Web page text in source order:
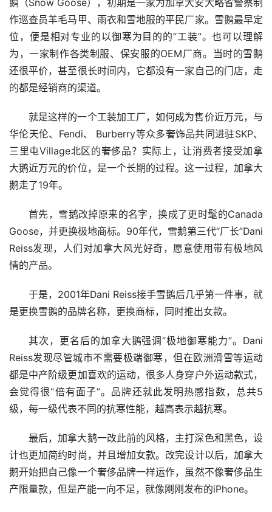
鹅（Snow Goose），初期是一家为加拿大安大略省警察制
作巡查员羊毛马甲、雨衣和雪地服的平民厂家。雪鹅最早定
位，便是相对专业的以御寒为目的的“工装”。也可以理解
为，一家制作各类制服、保安服的OEM厂商。当时的雪鹅
还很平价，甚至很长时间内，它都没有一家自己的门店，走
的都是经销商的渠道。
就是这样的一个工装加工厂，如何成为售价近万元，与
华伦天伦、Fendi、 Burberry等众多奢饰品共同进驻SKP、
三里屯Village北区的奢侈品？实际上，让消费者接受加拿
大鹅近万元的价位，是一个长期的过程。这一过程，加拿大
鹅走了19年。
首先，雪鹅改掉原来的名字，换成了更时髦的Canada
Goose，并更换极地商标。90年代，雪鹅第三代“厂长”Dani
Reiss发现，人们对加拿大风光好奇，愿意使用带有极地风
情的产品。
于是，2001年Dani Reiss接手雪鹅后几乎第一件事，就
是更换雪鹅的品牌名称，更换商标，同时推出女款。
其次，更名后的加拿大鹅强调“极地御寒能力”。Dani
Reiss发现尽管城市不需要极端御寒，但在欧洲滑雪等运动
都是中产阶级更加喜欢的运动，很多人身穿户外运动款式，
会觉得很“倍有面子”。品牌还就此发明热感指数，总共5
级，每一级代表不同的抗寒性能，越高表示越抗寒。
最后，加拿大鹅一改此前的风格，主打深色和黑色，设
计也更加简约时尚，并且增加女款。改完设计以后，加拿大
鹅开始把自己像一个奢侈品牌一样运作，虽然不像奢侈品生
产限量款，但是产能一向不足，就像刚刚发布的iPhone。